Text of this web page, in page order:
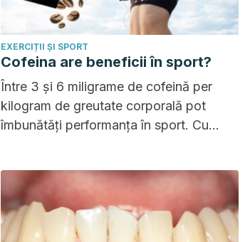
EXERCIȚII ȘI SPORT
Cofeina are beneficii în sport?
Între 3 și 6 miligrame de cofeină per
kilogram de greutate corporală pot
îmbunătăți performanța în sport. Cu
adverse.